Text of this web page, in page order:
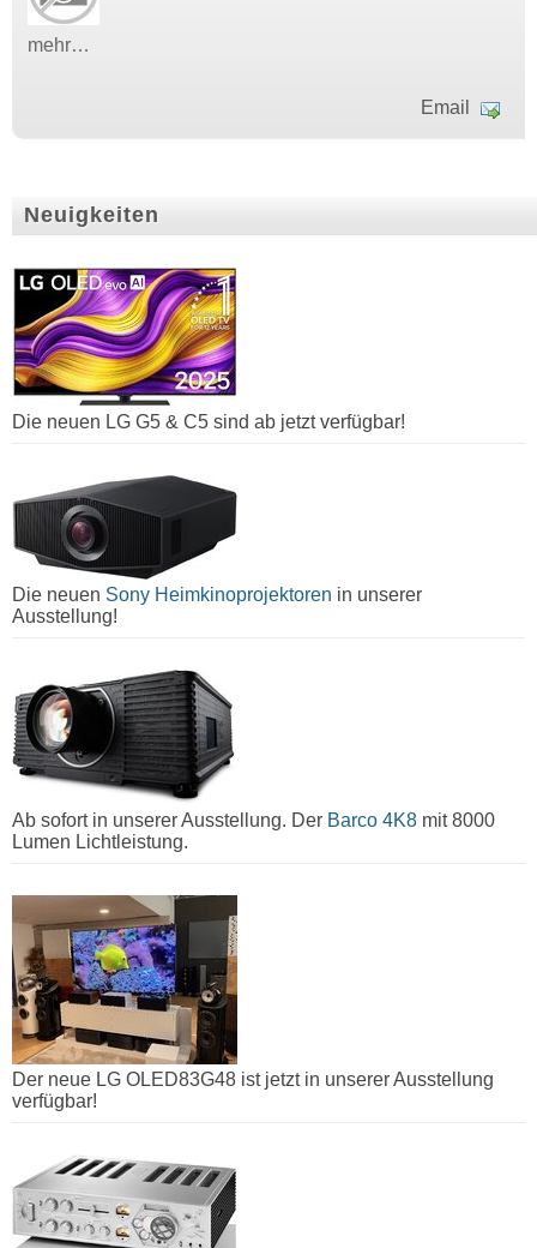
mehr…
Email
Neuigkeiten
Die neuen LG G5 & C5 sind ab jetzt verfügbar!
Die neuen Sony Heimkinoprojektoren in unserer
Ausstellung!
Ab sofort in unserer Ausstellung. Der Barco 4K8 mit 8000
Lumen Lichtleistung.
Der neue LG OLED83G48 ist jetzt in unserer Ausstellung
verfügbar!